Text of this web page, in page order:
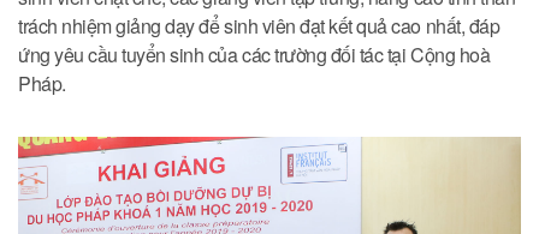
trách nhiệm giảng dạy để sinh viên đạt kết quả cao nhất, đáp
ứng yêu cầu tuyển sinh của các trường đối tác tại Cộng hoà
Pháp.